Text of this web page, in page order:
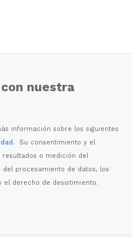
nuestra
ás información sobre los siguientes
. Su consentimiento y el
resultados o medición del
del procesamiento de datos, los
el derecho de desistimiento.